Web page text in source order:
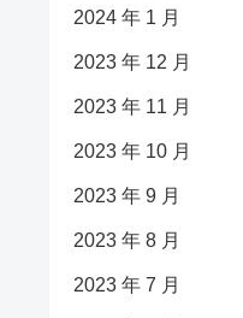
2024 年 1 月
2023 年 12 月
2023 年 11 月
2023 年 10 月
2023 年 9 月
2023 年 8 月
2023 年 7 月